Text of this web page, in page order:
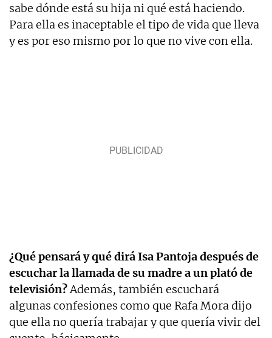
sabe dónde está su hija ni qué está haciendo.
Para ella es inaceptable el tipo de vida que lleva
y es por eso mismo por lo que no vive con ella.
¿Qué pensará y qué dirá Isa Pantoja después de
escuchar la llamada de su madre a un plató de
televisión?Además, también escuchará
algunas confesiones como que Rafa Mora dijo
que ella no quería trabajar y que quería vivir del